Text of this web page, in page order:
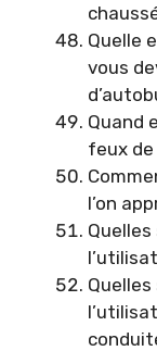
Quelle
vous
Quand
feux
l’on